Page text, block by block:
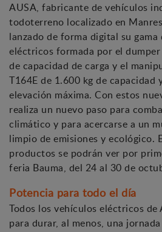
AUSA, fabricante de vehículos
todoterreno localizado en
lanzado de forma digital su gama
eléctricos formada por el
de capacidad de carga y el
T164E de 1.600 kg de capacidad
elevación máxima. Con estos
realiza un nuevo paso para
climático y para acercarse a un
limpio de emisiones y ecológico.
productos se podrán ver por
feria Bauma, del 24 al 30 de
Potencia para todo el día
Todos los vehículos eléctricos de
para durar, al menos, una